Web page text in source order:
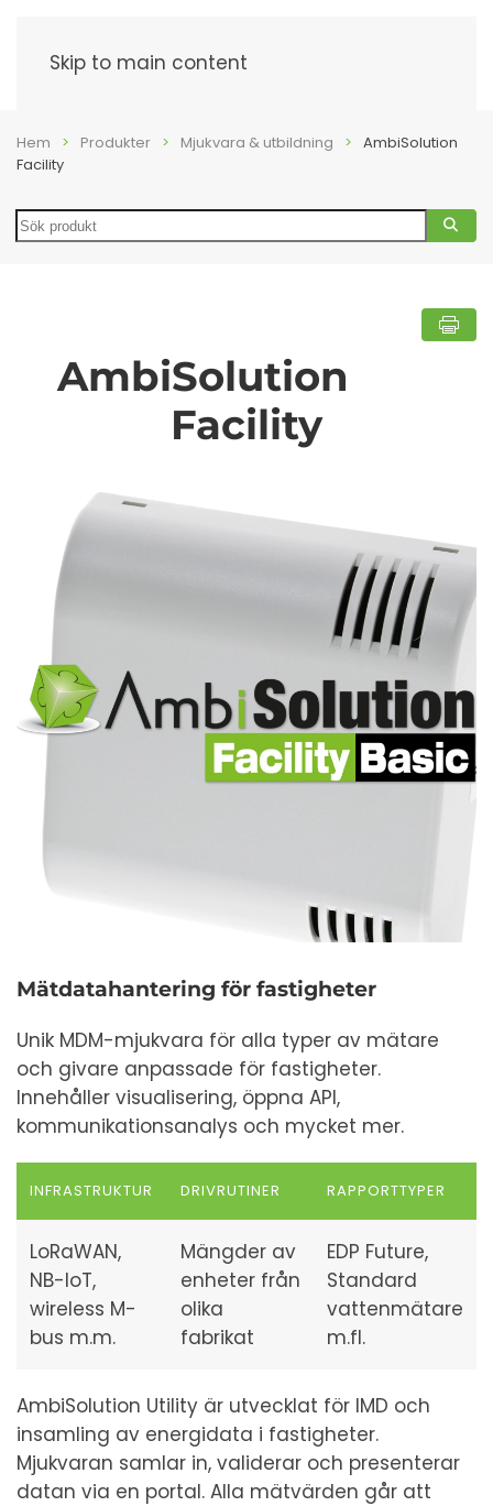
Skip to main content
Hem Produkter Mjukvara & utbildning
AmbiSolution
Facility
Search
AmbiSolution
Facility
Mätdatahantering för fastigheter
Unik MDM-mjukvara för alla typer av mätare
och givare anpassade för fastigheter.
Innehåller visualisering, öppna API,
kommunikationsanalys och mycket mer.
INFRASTRUKTUR DRIVRUTINER RAPPORTTYPER
LoRaWAN,
NB-IoT,
wireless M-
bus m.m.
Mängder av
enheter från
olika
fabrikat
EDP Future,
Standard
vattenmätare
m.fl.
AmbiSolution Utility är utvecklat för IMD och
insamling av energidata i fastigheter.
Mjukvaran samlar in, validerar och presenterar
datan via en portal. Alla mätvärden går att